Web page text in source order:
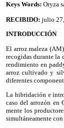
Keys Words: Oryza
RECIBIDO: julio
INTRODUCCIÓN
El arroz maleza
recogidas durante la
rendimiento en
arroz cultivado y
diferentes
La hibridación e
caso del arrozón en
mente los
simultáneamente